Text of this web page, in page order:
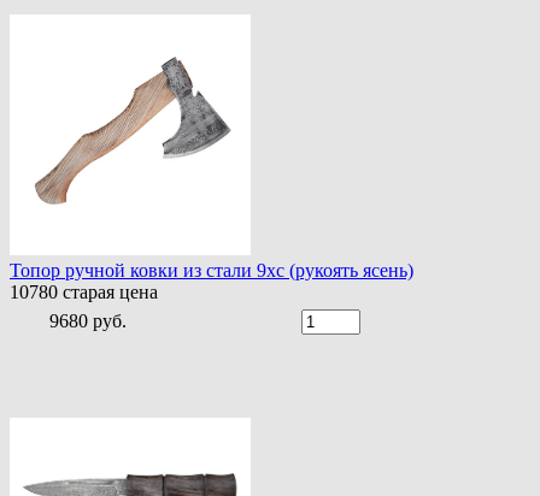
Топор ручной ковки из стали 9хс (рукоять ясень)
10780 старая цена
9680 руб.